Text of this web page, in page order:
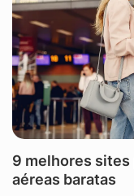
9 melhores sites
aéreas baratas